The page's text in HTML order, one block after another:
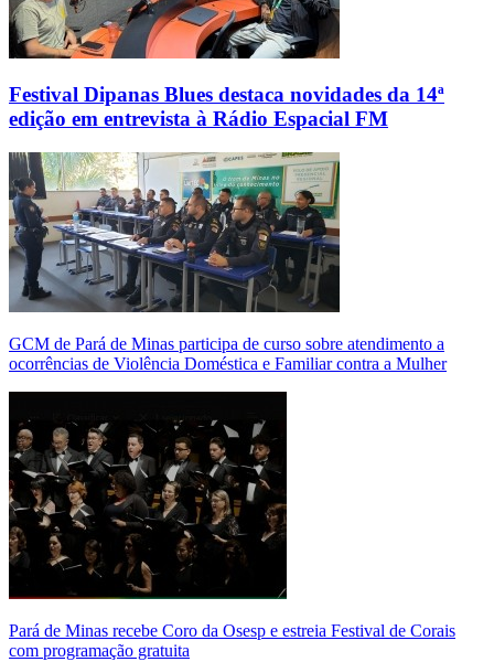
Festival Dipanas Blues destaca novidades da 14ª
edição em entrevista à Rádio Espacial FM
GCM de Pará de Minas participa de curso sobre atendimento a
ocorrências de Violência Doméstica e Familiar contra a Mulher
Pará de Minas recebe Coro da Osesp e estreia Festival de Corais
com programação gratuita